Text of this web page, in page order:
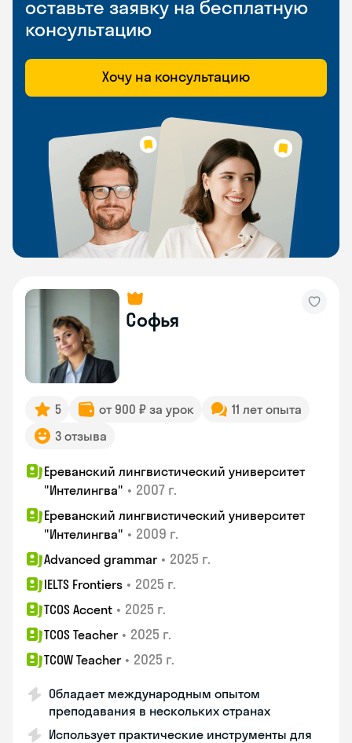
оставьте заявку на бесплатную
консультацию
Хочу на консультацию
Софья
5 от 900 ₽ за урок
11 лет опыта
3 отзыва
Ереванский лингвистический университет
"Интелингва" • 2007 г.
Ереванский лингвистический университет
"Интелингва" • 2009 г.
Advanced grammar • 2025 г.
IELTS Frontiers • 2025 г.
TCOS Accent • 2025 г.
TCOS Teacher • 2025 г.
TCOW Teacher • 2025 г.
Обладает международным опытом
преподавания в нескольких странах
Использует практические инструменты для